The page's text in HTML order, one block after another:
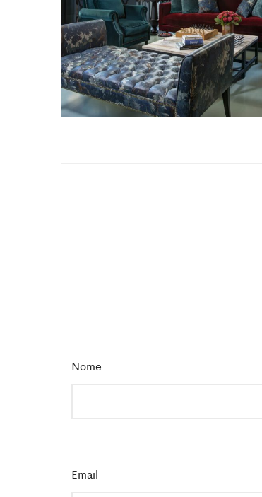
Nome
Email